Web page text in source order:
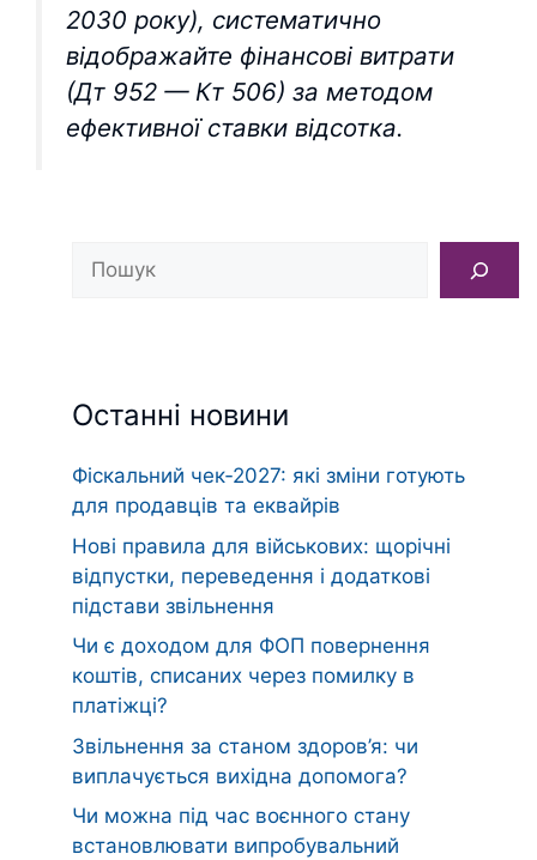
2030 року), систематично
відображайте фінансові витрати
(Дт 952 — Кт 506) за методом
ефективної ставки відсотка.
Пошук
Останні новини
Фіскальний чек‑2027: які зміни готують
для продавців та еквайрів
Нові правила для військових: щорічні
відпустки, переведення і додаткові
підстави звільнення
Чи є доходом для ФОП повернення
коштів, списаних через помилку в
платіжці?
Звільнення за станом здоров’я: чи
виплачується вихідна допомога?
Чи можна під час воєнного стану
встановлювати випробувальний